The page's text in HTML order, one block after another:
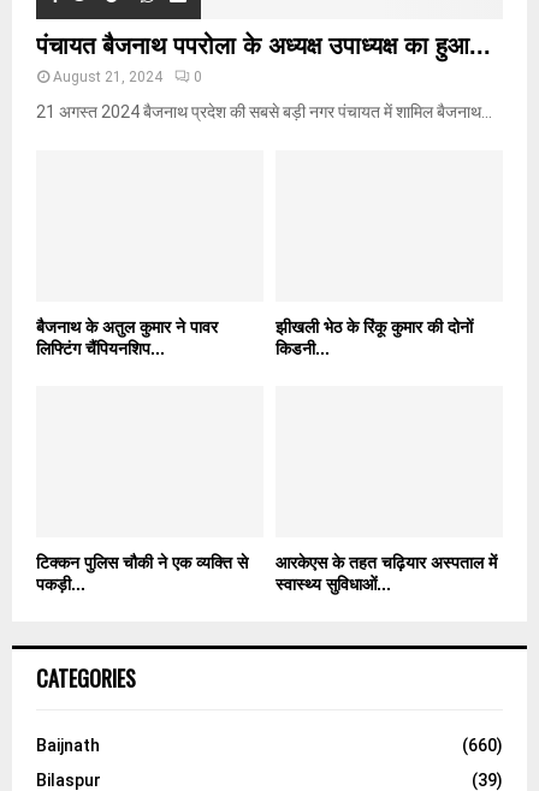
पंचायत बैजनाथ पपरोला के अध्यक्ष उपाध्यक्ष का हुआ...
August 21, 2024 0
21 अगस्त 2024 बैजनाथ प्रदेश की सबसे बड़ी नगर पंचायत में शामिल बैजनाथ...
बैजनाथ के अतुल कुमार ने पावर
लिफ्टिंग चैंपियनशिप...
झीखली भेठ के रिंकू कुमार की दोनों
किडनी...
टिक्कन पुलिस चौकी ने एक व्यक्ति से
पकड़ी...
आरकेएस के तहत चढ़ियार अस्पताल में
स्वास्थ्य सुविधाओं...
CATEGORIES
Baijnath
(660)
Bilaspur
(39)